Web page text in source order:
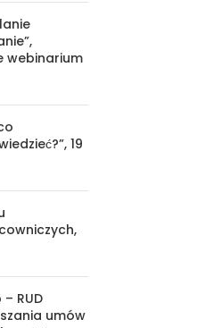
webinarium
19
RUD
umów